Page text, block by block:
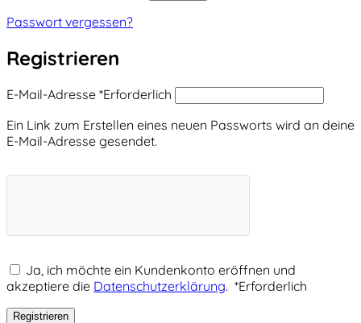
Passwort vergessen?
Registrieren
E-Mail-Adresse *Erforderlich
Ein Link zum Erstellen eines neuen Passworts wird an deine
E-Mail-Adresse gesendet.
Ja, ich möchte ein Kundenkonto eröffnen und
akzeptiere die Datenschutzerklärung. *Erforderlich
Registrieren